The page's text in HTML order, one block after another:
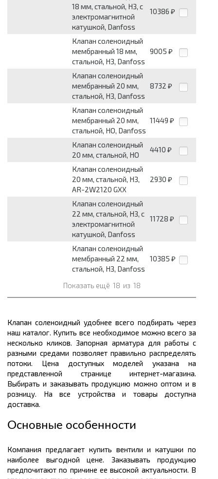
18 мм, стальной, НЗ, с
электромагнитной
катушкой, Danfoss
10386 ₽
Клапан соленоидный
мембранный 18 мм,
стальной, НЗ, Danfoss
9005 ₽
Клапан соленоидный
мембранный 20 мм,
стальной, НЗ, Danfoss
8732 ₽
Клапан соленоидный
мембранный 20 мм,
стальной, НО, Danfoss
11449 ₽
Клапан соленоидный
20 мм, стальной, НО
4410 ₽
Клапан соленоидный
20 мм, стальной, НЗ,
AR-2W2120 GXX
2930 ₽
Клапан соленоидный
22 мм, стальной, НЗ, с
электромагнитной
катушкой, Danfoss
11728 ₽
Клапан соленоидный
мембранный 22 мм,
стальной, НЗ, Danfoss
10385 ₽
Показать ещё 18 из 18
Клапан соленоидный удобнее всего подбирать через
наш каталог. Купить все необходимое можно всего за
несколько кликов. Запорная арматура для работы с
разными средами позволяет правильно распределять
потоки. Цена доступных моделей указана на
представленной странице интернет-магазина.
Выбирать и заказывать продукцию можно оптом и в
розницу. На все устройства и товары доступна
доставка.
Основные особенности
Компания предлагает купить вентили и катушки по
наиболее выгодной цене. Заказывать продукцию
предпочитают по причине ее высокой актуальности. В